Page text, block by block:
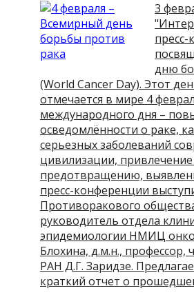
3
дню
(World Cancer Day). Этот
отмечается в мире 4
международного дня –
осведомлённости о раке,
серьезных заболеваний
цивилизации,
предотвращению,
пресс-конференции
Противоракового
руководитель отдела
эпидемиологии НМИЦ
Блохина, д.м.н., профессор,
РАН Д.Г. Заридзе.
краткий отчет о